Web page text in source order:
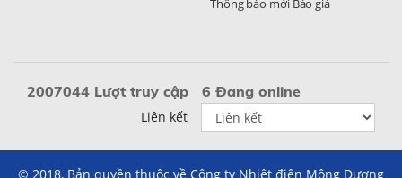
Thông báo mời Báo giá
2007044 Lượt truy cập 6 Đang online
Liên kết
© 2018, Bản quyền thuộc về Công ty Nhiệt điện Mông Dương